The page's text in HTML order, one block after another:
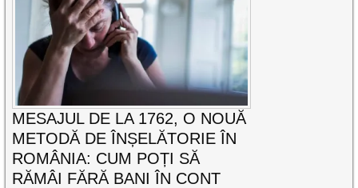
MESAJUL DE LA 1762, O NOUĂ
METODĂ DE ÎNȘELĂTORIE ÎN
ROMÂNIA: CUM POȚI SĂ
RĂMÂI FĂRĂ BANI ÎN CONT